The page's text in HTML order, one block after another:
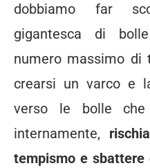
dobbiamo far
gigantesca di
numero massimo di
crearsi un varco e
verso le bolle che
internamente,
tempismo e